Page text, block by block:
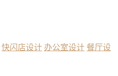
快闪店设计 办公室设计 餐厅设